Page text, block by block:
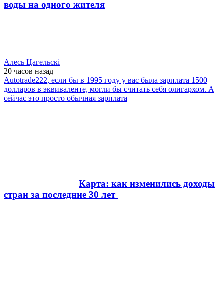
воды на одного жителя
Алесь Цагельскi
20 часов назад
Autotrade222, если бы в 1995 году у вас была зарплата 1500
долларов в эквиваленте, могли бы считать себя олигархом. А
сейчас это просто обычная зарплата
Карта: как изменились доходы
стран за последние 30 лет